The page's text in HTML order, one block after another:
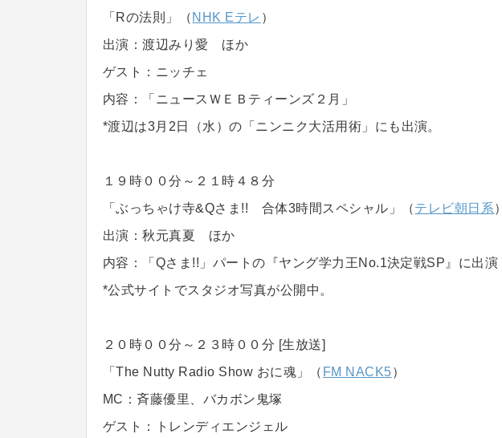
「Rの法則」（ NHK Eテレ ）
出演：渡辺みり愛 ほか
ゲスト：ニッチェ
内容：「ニュースＷＥＢティーンズ２月」
*渡辺は3月2日（水）の「ニンニク大活用術」にも出演。
１９時００分～２１時４８分
「ぶっちゃけ寺&Qさま!! 合体3時間スペシャル」（テレビ朝日系）
出演：秋元真夏 ほか
内容：「Qさま!!」パートの『ヤング学力王No.1決定戦SP』に出演
*公式サイトでスタジオ写真が公開中。
２０時００分～２３時００分 [生放送]
「The Nutty Radio Show おに魂」（ FM NACK5）
MC：斉藤優里、バカボン鬼塚
ゲスト：トレンディエンジェル